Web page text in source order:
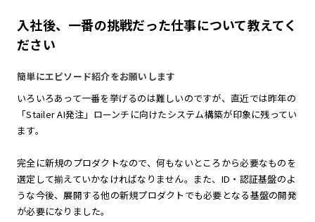
入社後、一番の挑戦だった仕事について教えてく
ださい
簡単にエピソード紹介をお願いします
いろいろあって一番を挙げるのは難しいのですが、直近では昨年の
「Stailer AI発注」ローンチに向けたシステム構築が印象に残ってい
ます。
完全に新規のプロダクトなので、何もないところから必要なものを
選定して揃えていかなければなりません。また、ID・認証基盤のよ
うな今後、展開する他の新規プロダクトでも必要となる基盤の開発
が必要になりました。